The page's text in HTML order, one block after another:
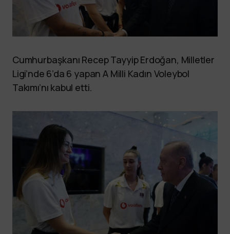
Cumhurbaşkanı Recep Tayyip Erdoğan, Milletler
Ligi’nde 6’da 6 yapan A Milli Kadın Voleybol
Takımı’nı kabul etti.